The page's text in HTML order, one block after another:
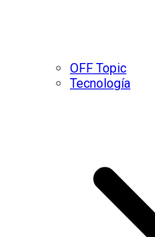
OFF Topic
Tecnología